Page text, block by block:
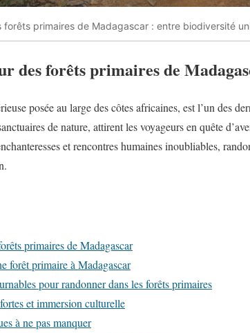
primaires de Madagascar : entre biodiversité
des forêts primaires de
posée au large des côtes africaines, est l’un des
de nature, attirent les voyageurs en quête
et rencontres humaines inoubliables,
primaires de Madagascar
forêt primaire à Madagascar
pour randonner dans les forêts primaires
et immersion culturelle
à ne pas manquer